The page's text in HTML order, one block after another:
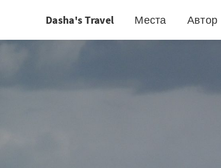
Dasha's Travel Места Автор